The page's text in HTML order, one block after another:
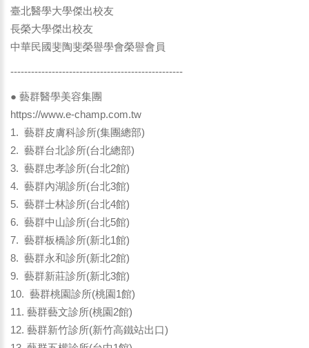
臺北醫學大學傑出校友
長榮大學傑出校友
中華民國斐陶斐榮譽學會榮譽會員
--------------------------------------------------
● 藝群醫學美容集團
https://www.e-champ.com.tw
1. 藝群皮膚科診所(集團總部)
2. 藝群台北診所(台北總部)
3. 藝群忠孝診所(台北2館)
4. 藝群內湖診所(台北3館)
5. 藝群士林診所(台北4館)
6. 藝群中山診所(台北5館)
7. 藝群板橋診所(新北1館)
8. 藝群永和診所(新北2館)
9. 藝群新莊診所(新北3館)
10. 藝群桃園診所(桃園1館)
11. 藝群藝文診所(桃園2館)
12. 藝群新竹診所(新竹高鐵站出口)